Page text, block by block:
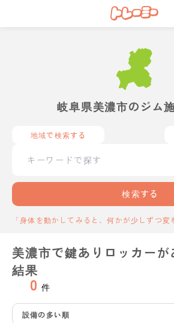
岐阜県美濃市のジム
地域で検索する
検索する
「身体を動かしてみると、何かが少しずつ変
美濃市で鍵ありロッカー
結果
0 件
設備の多い順